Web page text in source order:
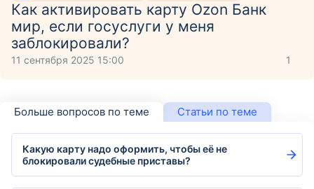
Как активировать карту Ozon Банк
мир, если госуслуги у меня
заблокировали?
11 сентября 2025 15:00 1
Больше вопросов по теме Статьи по теме
Какую карту надо оформить, чтобы её не
блокировали судебные приставы?